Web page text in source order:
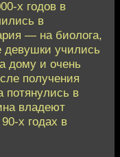
х годов в
в
— на биолога,
девушки учились
дому и очень
получения
потянулись в
владеют
х годах в